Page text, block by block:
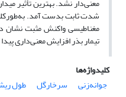
شدت ثابت بدست آمد.
مغناطیسی ‏واکنش مثبت نشان
تیمار بذر افزایش معنی‌داری
کلیدواژه‌ها
جوانه‌زنی
سرخارگل طول